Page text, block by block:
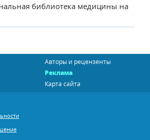
библиотека медицины на
Авторы и рецензенты
Реклама
Карта сайта